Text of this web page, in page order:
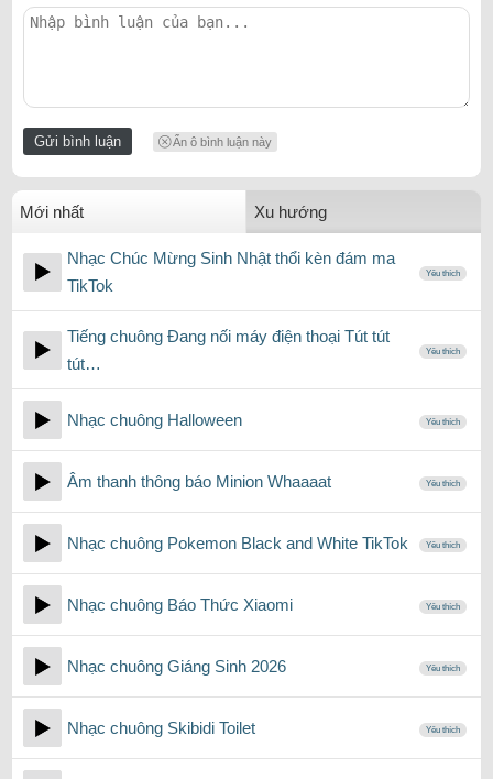
Ẩn ô bình luận này
Mới nhất Xu hướng
Nhạc Chúc Mừng Sinh Nhật thổi kèn đám ma
TikTok
Yêu thích
Tiếng chuông Đang nối máy điện thoại Tút tút
tút…
Yêu thích
Nhạc chuông Halloween Yêu thích
Âm thanh thông báo Minion Whaaaat Yêu thích
Nhạc chuông Pokemon Black and White TikTok Yêu thích
Nhạc chuông Báo Thức Xiaomi Yêu thích
Nhạc chuông Giáng Sinh 2026 Yêu thích
Nhạc chuông Skibidi Toilet Yêu thích